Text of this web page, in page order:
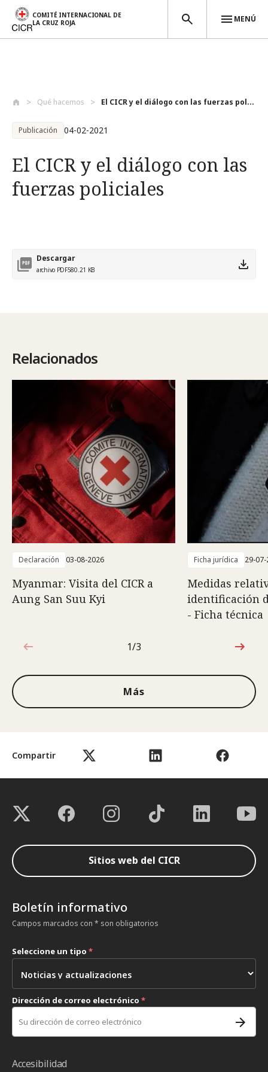
COMITÉ INTERNACIONAL DE
LA CRUZ ROJA
MENÚ
Qué hacemos El CICR y el diálogo con las fuerzas pol...
Publicación 04-02-2021
El CICR y el diálogo con las
fuerzas policiales
Compartir
Descargar
archivo PDF580.21 KB
Relacionados
Declaración 03-08-2026
Myanmar: Visita del CICR a
Aung San Suu Kyi
Ficha jurídica 29-
Medidas
identificación
- Ficha técnica
1de3
1/3
Más
Sitios web del CICR
Boletín informativo
Campos marcados con * son obligatorios
Seleccione un tipo *
Dirección de correo electrónico *
Accesibilidad